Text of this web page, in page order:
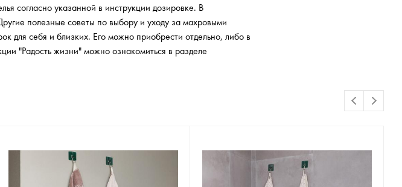
согласно указанной в инструкции дозировке. В
полезные советы по выбору и уходу за махровыми
для себя и близких. Его можно приобрести отдельно, либо в
"Радость жизни" можно ознакомиться в разделе